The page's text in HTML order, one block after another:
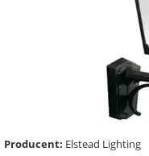
Producent: Elstead Lighting